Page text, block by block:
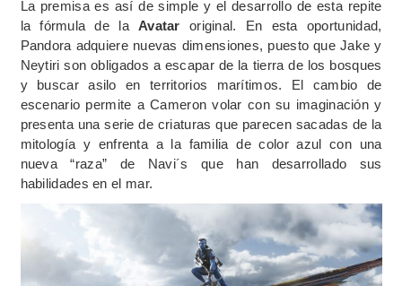
La premisa es así de simple y el desarrollo de esta repite
la fórmula de la Avatar original. En esta oportunidad,
Pandora adquiere nuevas dimensiones, puesto que Jake y
Neytiri son obligados a escapar de la tierra de los bosques
y buscar asilo en territorios marítimos. El cambio de
escenario permite a Cameron volar con su imaginación y
presenta una serie de criaturas que parecen sacadas de la
mitología y enfrenta a la familia de color azul con una
nueva “raza” de Navi´s que han desarrollado sus
habilidades en el mar.